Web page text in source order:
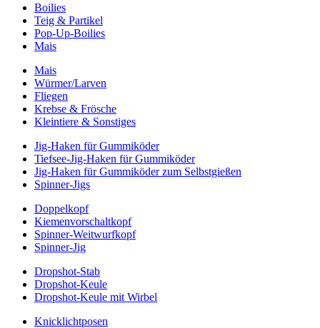
Boilies
Teig & Partikel
Pop-Up-Boilies
Mais
Mais
Würmer/Larven
Fliegen
Krebse & Frösche
Kleintiere & Sonstiges
Jig-Haken für Gummiköder
Tiefsee-Jig-Haken für Gummiköder
Jig-Haken für Gummiköder zum Selbstgießen
Spinner-Jigs
Doppelkopf
Kiemenvorschaltkopf
Spinner-Weitwurfkopf
Spinner-Jig
Dropshot-Stab
Dropshot-Keule
Dropshot-Keule mit Wirbel
Knicklichtposen